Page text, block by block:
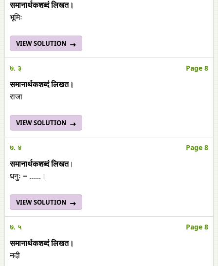
समानार्थकशब्दं लिखत।
भूमिः
VIEW SOLUTION
७. ३ Page 8
समानार्थकशब्दं लिखत।
राजा
VIEW SOLUTION
७. ४ Page 8
समानार्थकशब्दं लिखत।
धनुः = ......।
VIEW SOLUTION
७. ५ Page 8
समानार्थकशब्दं लिखत।
नदी